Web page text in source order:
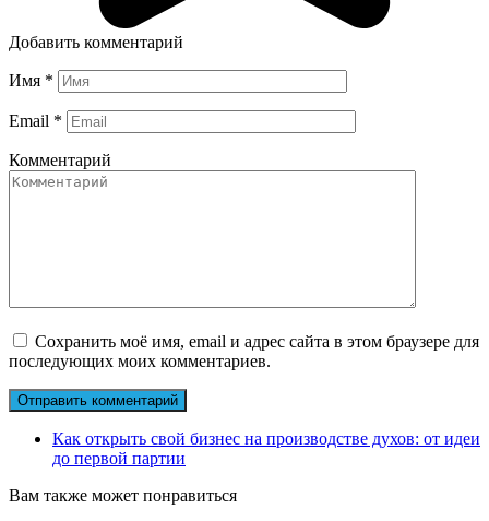
Добавить комментарий
Имя *
Email *
Комментарий
Сохранить моё имя, email и адрес сайта в этом браузере для
последующих моих комментариев.
Как открыть свой бизнес на производстве духов: от идеи
до первой партии
Вам также может понравиться